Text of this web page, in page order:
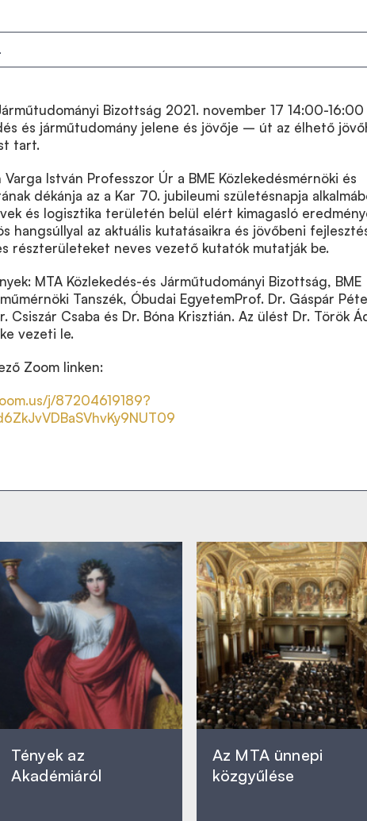
Bizottság 2021. november 17 14:00-16:00
és járműtudomány jelene és jövője – út az élhető
tart.
István Professzor Úr a BME Közlekedésmérnöki és
dékánja az a Kar 70. jubileumi születésnapja
és logisztika területén belül elért kimagasló
hangsúllyal az aktuális kutatásaikra és jövőbeni
részterületeket neves vezető kutatók mutatják be.
MTA Közlekedés-és Járműtudományi Bizottság, BME
Tanszék, Óbudai EgyetemProf. Dr. Gáspár
Csiszár Csaba és Dr. Bóna Krisztián. Az ülést Dr. Török
vezeti le.
Zoom linken:
j/87204619189?
Tények az
Akadémiáról
Az MTA ünnepi
közgyűlése